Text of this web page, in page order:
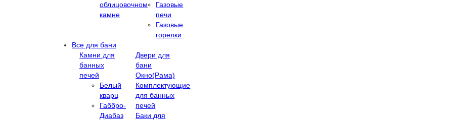
облицовочном
камне
Газовые
печи
Газовые
горелки
Все для бани
Камни для
банных
печей
Белый
кварц
Габбро-
Диабаз
Двери для
бани
Окно(Рама)
Комплектующие
для банных
печей
Баки для